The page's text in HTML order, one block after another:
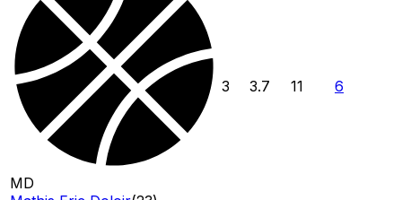
MD
3 3.7 11 6